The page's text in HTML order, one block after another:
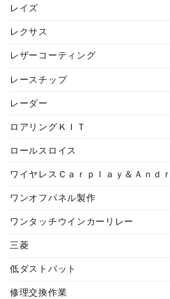
レイズ
レクサス
レザーコーティング
レースチップ
レーダー
ロアリングＫＩＴ
ロールスロイス
ワイヤレスＣａｒｐｌａｙ＆Ａｎｄ
ワンオフパネル製作
ワンタッチウインカーリレー
三菱
低ダストパット
修理交換作業